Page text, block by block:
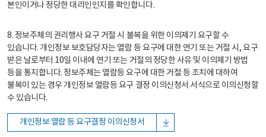
본인이거나 정당한 대리인인지를 확인합니다.
8. 정보주체의 권리행사 요구 거절 시 불복을 위한 이의제기 요구할 수
있습니다. 개인정보 보호담당자는 열람 등 요구에 대한 연기 또는 거절 시, 요구
받은 날로부터 10일 이내에 연기 또는 거절의 정당한 사유 및 이의제기 방법
등을 통지합니다. 정보주체는 열람등 요구에 대한 거절 등 조치에 대하여
불복이 있는 경우 개인정보 열람등 요구 결정 이의신청서 서식으로 이의신청할
수 있습니다.
개인정보 열람 등 요구결정 이의신청서